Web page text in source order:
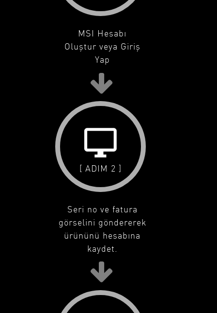
MSI Hesabı
Oluştur veya Giriş
Yap
desktop_windows
[ ADIM 2 ]
Seri no ve fatura
görselini göndererek
ürününü hesabına
kaydet.